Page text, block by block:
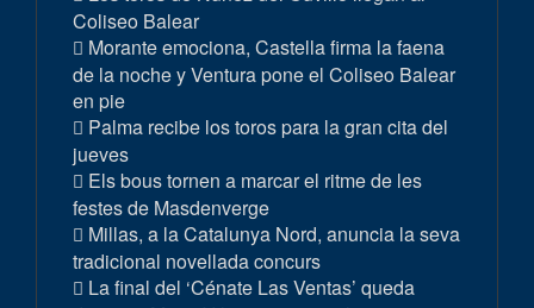
Coliseo Balear
Morante emociona, Castella firma la faena
de la noche y Ventura pone el Coliseo Balear
en pie
Palma recibe los toros para la gran cita del
jueves
Els bous tornen a marcar el ritme de les
festes de Masdenverge
Millas, a la Catalunya Nord, anuncia la seva
tradicional novellada concurs
La final del ‘Cénate Las Ventas’ queda